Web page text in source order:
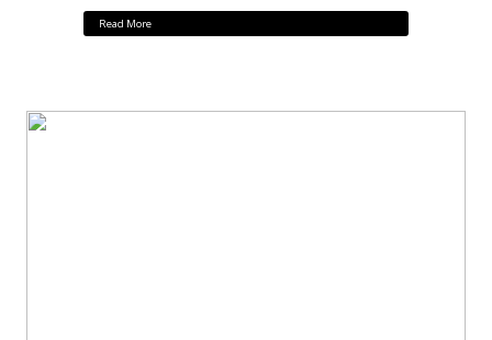
Read More